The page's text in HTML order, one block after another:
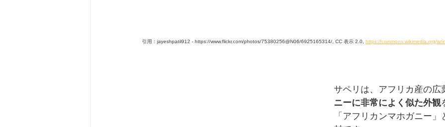
引用：jayeshpatil912 - https://www.flickr.com/photos/75380256@N06/6925165314/, CC 表示 2.0, https://commons.wikimedia.org/
サペリは、アフリカ産の広
ニーに非常によく似た外観
「アフリカンマホガニー